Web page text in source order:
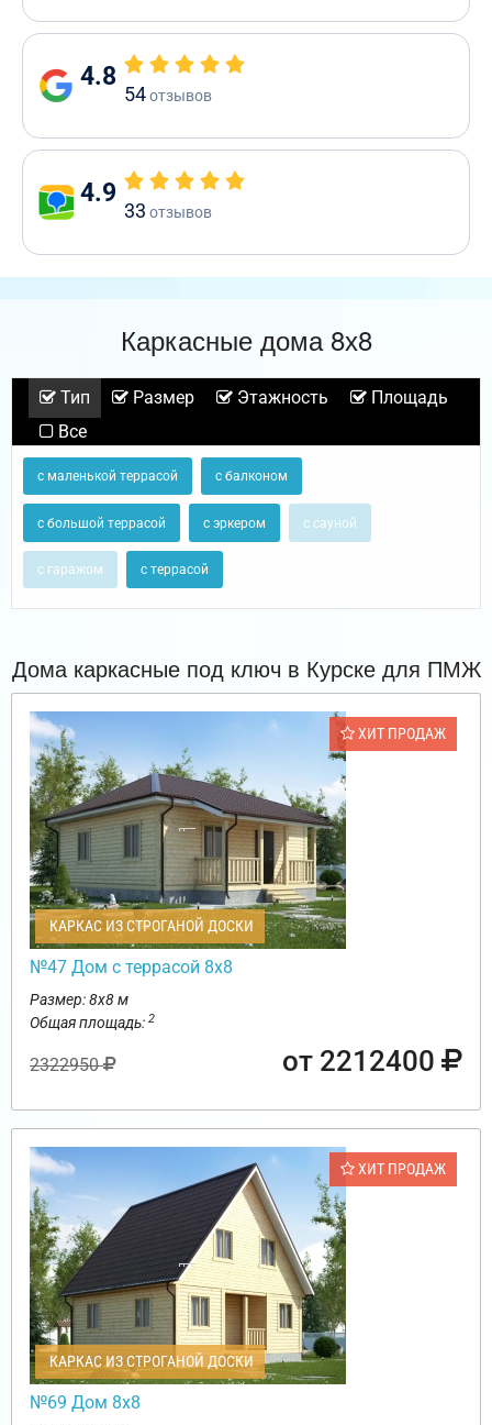
4.8
54отзывов
4.9
33 отзывов
Каркасные дома 8х8
Тип Размер Этажность
Площадь
Все
с маленькой террасой с балконом
с большой террасой с эркером с сауной
с гаражом с террасой
Дома каркасные под ключ в Курске для ПМЖ
ХИТ ПРОДАЖ
КАРКАС ИЗ СТРОГАНОЙ ДОСКИ
№47 Дом с террасой 8х8
Размер: 8х8 м
Общая площадь: 2
2322950 от 2212400
ХИТ ПРОДАЖ
КАРКАС ИЗ СТРОГАНОЙ ДОСКИ
№69 Дом 8х8